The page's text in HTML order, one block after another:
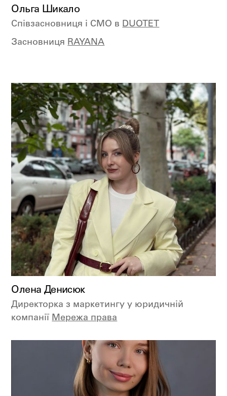
Ольга Шикало
Співзасновниця і CMO в DUOTET
Засновниця RAYANA
Олена Денисюк
Директорка з маркетингу у юридичній
компанії Мережа права